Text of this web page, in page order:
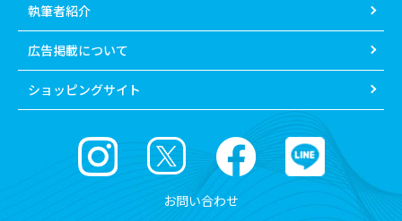
執筆者紹介
広告掲載について
ショッピングサイト
お問い合わせ